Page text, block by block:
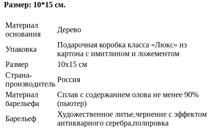
Размер: 10*15 см.
Материал
основания
Дерево
Упаковка
Подарочная коробка класса «Люкс» из
картона с имитлином и ложементом
Размер
10х15 см
Страна-
производитель
Россия
Материал
барельефа
Сплав с содержанием олова не менее 90%
(пьютер)
Барельеф
Художественное литье,чернение с эффектом
антикварного серебра,полировка